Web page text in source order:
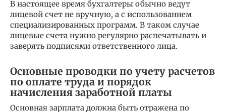
В настоящее время бухгалтеры обычно ведут
лицевой счет не вручную, а с использованием
специализированных программ. В таком случае
лицевые счета нужно регулярно распечатывать и
заверять подписями ответственного лица.
Основные проводки по учету расчетов
по оплате труда и порядок
начисления заработной платы
Основная зарплата должна быть отражена по